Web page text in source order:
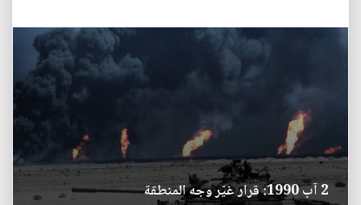
2 آب 1990: قرار غيّر وجه المنطقة